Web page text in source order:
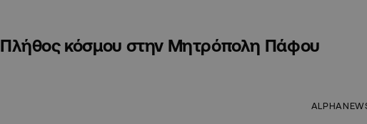
Πλήθος κόσμου στην Μητρόπολη Πάφου